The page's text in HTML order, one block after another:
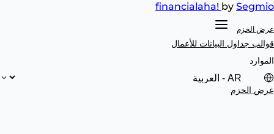
financialaha! by Segmio
عرض الحزم
قوالب جداول البيانات للأعمال
الموارد
عرض الحزم